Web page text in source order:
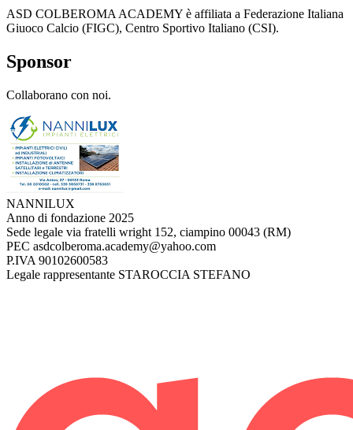
ASD COLBEROMA ACADEMY è affiliata a Federazione Italiana
Giuoco Calcio (FIGC), Centro Sportivo Italiano (CSI).
Sponsor
Collaborano con noi.
NANNILUX
Anno di fondazione 2025
Sede legale via fratelli wright 152, ciampino 00043 (RM)
PEC asdcolberoma.academy@yahoo.com
P.IVA 90102600583
Legale rappresentante STAROCCIA STEFANO